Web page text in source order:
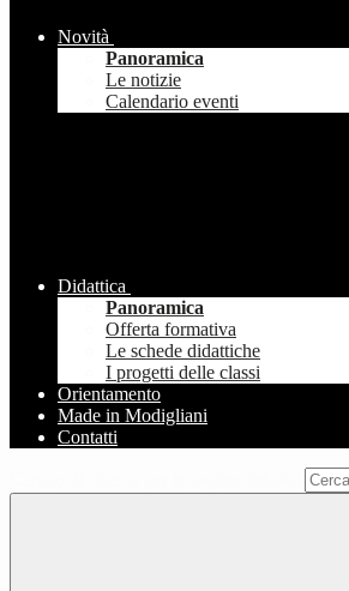
Novità
Panoramica
Le notizie
Calendario eventi
Didattica
Panoramica
Offerta formativa
Le schede didattiche
I progetti delle classi
Orientamento
Made in Modigliani
Contatti